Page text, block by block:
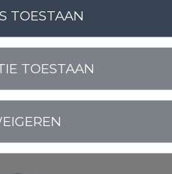
perkal-katoen
Holle Vezel
TOESTAAN
TOESTAAN